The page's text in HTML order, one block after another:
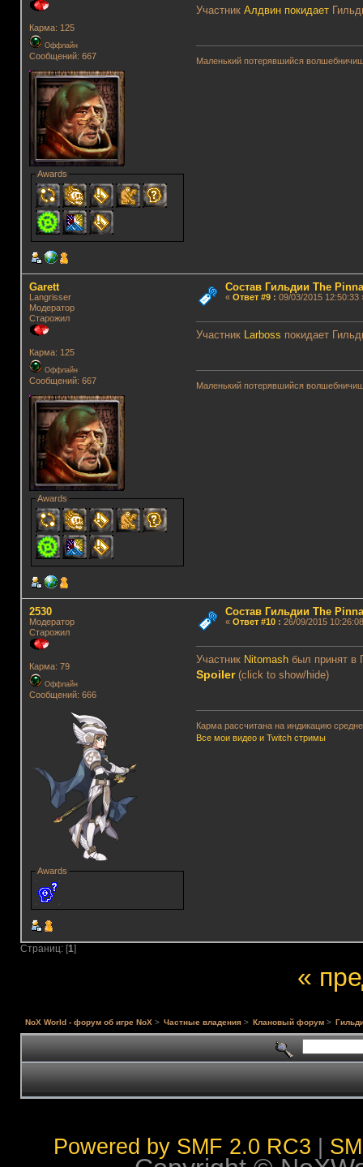
Карма: 125
Оффлайн
Сообщений: 667
Awards
УчастникАлдвин покидает
Маленький потерявшийся
Garett
Langrisser
Модератор
Старожил
Карма: 125
Оффлайн
Сообщений: 667
Awards
Состав Гильдии The
« Ответ #9: 09/03/2015 12:50:33
Участник Larboss покидает
Маленький потерявшийся
2530
Модератор
Старожил
Карма: 79
Оффлайн
Сообщений: 666
Awards
Состав Гильдии The
« Ответ #10: 26/09/2015
Участник Nitomash был принят в
Spoiler(click to show/hide)
Карма рассчитана на индикацию
Все мои видео и Twitch стримы
Страниц: [1]
«
NoX World - форум об игре NoX > Частные владения > Клановый форум >
Powered by SMF 2.0 RC3